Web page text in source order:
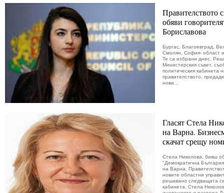
Правителството
обяви
Бориславова
Бургас, Благоевград,
Смолян, София- област
Те са избрани днес.
Министерския съвет,
политическия кабинета
правителството,
нови...
Гласят Стела
на Варна.
скачат срещу
Стела Николова, бивш
"Демократична
на Варна.
новите областни
решавано следващата
кабинета, Стела